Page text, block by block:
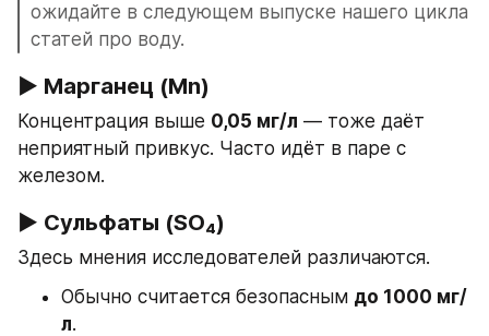
ожидайте в следующем выпуске нашего цикла
статей про воду.
▶ Марганец (Mn)
Концентрация выше 0,05 мг/л — тоже даёт
неприятный привкус. Часто идёт в паре с
железом.
▶ Сульфаты (SO₄)
Здесь мнения исследователей различаются.
Обычно считается безопасным до 1000 мг/
л.